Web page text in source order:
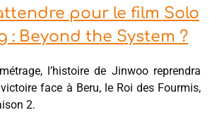
pour le film Solo
: Beyond the System ?
l’histoire de Jinwoo reprendra
face à Beru, le Roi des Fourmis,
2.